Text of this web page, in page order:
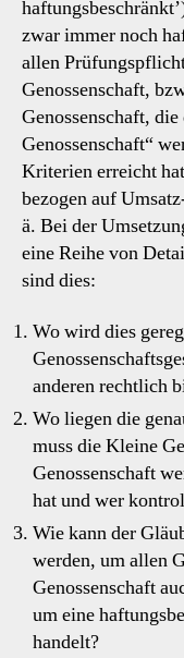
zwar immer noch
allen
Genossenschaft,
Genossenschaft,
Genossenschaft“
Kriterien erreicht
bezogen auf
ä. Bei der
eine Reihe von
sind dies:
Wo wird dies
anderen rechtlich
Wo liegen die
muss die Kleine
Genossenschaft
hat und wer
Wie kann der
werden, um allen
Genossenschaft
um eine
handelt?